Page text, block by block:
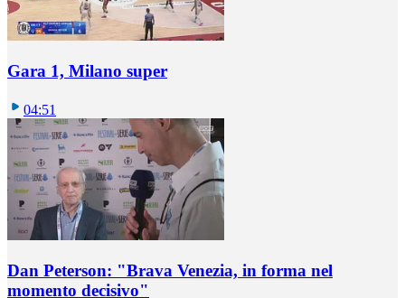
Gara 1, Milano super
04:51
Dan Peterson: "Brava Venezia, in forma nel
momento decisivo"